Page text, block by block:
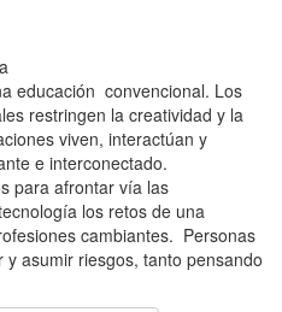
educación convencional. Los
restringen la creatividad y la
viven, interactúan y
e interconectado.
para afrontar vía las
los retos de una
cambiantes. Personas
asumir riesgos, tanto pensando